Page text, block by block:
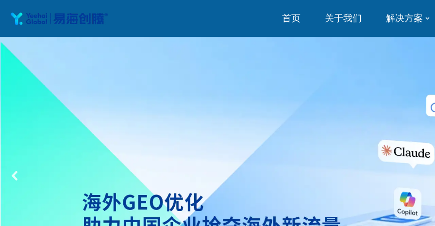
正
首页 关于我们 解决方案